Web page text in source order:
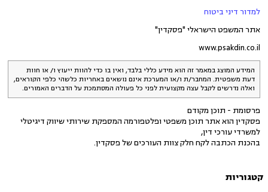
למדור דיני ביטוח
אתר המשפט הישראלי "פסקדין"
www.psakdin.co.il
המידע המוצג במאמר זה הוא מידע כללי בלבד, ואין בו כדי להוות ייעוץ ו/ או חוות
דעת משפטית. המחבר/ת ו/או המערכת אינם נושאים באחריות כלשהי כלפי הקוראים,
ואלה נדרשים לקבל עצה מקצועית לפני כל פעולה המסתמכת על הדברים האמורים.
פרסומת - תוכן מקודם
פסקדין הוא אתר תוכן משפטי ופלטפורמה המספקת שירותי שיווק דיגיטלי
למשרדי עורכי דין,
בהכנת הכתבה לקח חלק צוות העורכים של פסקדין.
קטגוריות